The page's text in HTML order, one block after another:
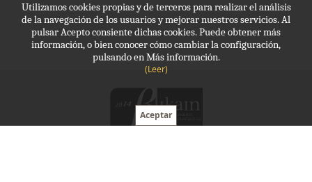
Utilizamos cookies propias y de terceros para realizar el análisis
de la navegación de los usuarios y mejorar nuestros servicios. Al
pulsar Acepto consiente dichas cookies. Puede obtener más
información, o bien conocer cómo cambiar la configuración,
pulsando en Más información.
(Leer)